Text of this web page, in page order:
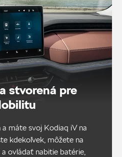
stvorená pre
máte svoj Kodiaq iV na
kdekoľvek, môžete na
ovládať nabitie batérie,